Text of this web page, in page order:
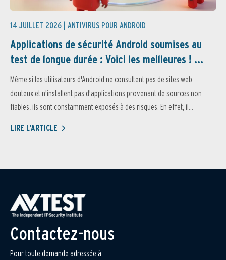
14 JUILLET 2026 | ANTIVIRUS POUR ANDROID
Applications de sécurité Android soumises au
test de longue durée : Voici les meilleures ! ...
Même si les utilisateurs d'Android ne consultent pas de sites web
douteux et n'installent pas d'applications provenant de sources non
fiables, ils sont constamment exposés à des risques. En effet, il...
LIRE L'ARTICLE
Contactez-nous
Pour toute demande adressée à